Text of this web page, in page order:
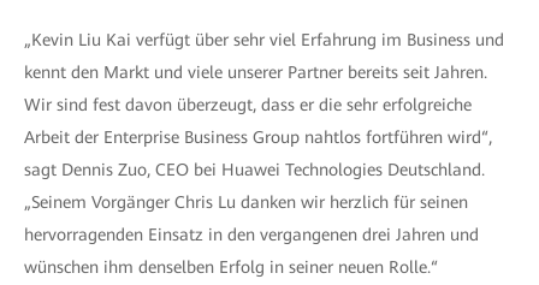
„Kevin Liu Kai verfügt über sehr viel Erfahrung im Business und
kennt den Markt und viele unserer Partner bereits seit Jahren.
Wir sind fest davon überzeugt, dass er die sehr erfolgreiche
Arbeit der Enterprise Business Group nahtlos fortführen wird“,
sagt Dennis Zuo, CEO bei Huawei Technologies Deutschland.
„Seinem Vorgänger Chris Lu danken wir herzlich für seinen
hervorragenden Einsatz in den vergangenen drei Jahren und
wünschen ihm denselben Erfolg in seiner neuen Rolle.“